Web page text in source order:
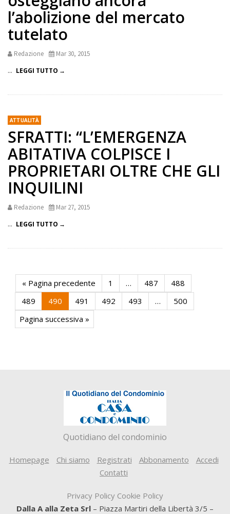
l’abolizione del mercato
tutelato
Redazione Mar 30, 2015
... LEGGI TUTTO
ATTUALITÀ
SFRATTI: “L’EMERGENZA
ABITATIVA COLPISCE I
PROPRIETARI OLTRE CHE GLI
INQUILINI
Redazione Mar 27, 2015
... LEGGI TUTTO
« Pagina precedente 1 … 487
488
489
490 491 492 493 …
500
Pagina successiva »
Quotidiano del condominio
Homepage Chi siamo Registrati Abbonamento
Accedi
Contatti
Privacy Policy Cookie Policy
Dalla A alla Zeta Srl – Piazza Martiri della Libertà 3/5 –